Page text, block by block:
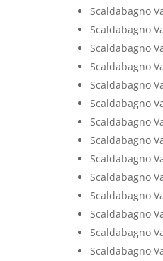
Scaldabagno
Scaldabagno
Scaldabagno
Scaldabagno
Scaldabagno
Scaldabagno
Scaldabagno
Scaldabagno
Scaldabagno
Scaldabagno
Scaldabagno
Scaldabagno
Scaldabagno
Scaldabagno